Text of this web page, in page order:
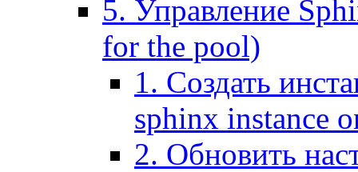
5. Управление
for the pool)
1. Создать
sphinx instance
2. Обновить